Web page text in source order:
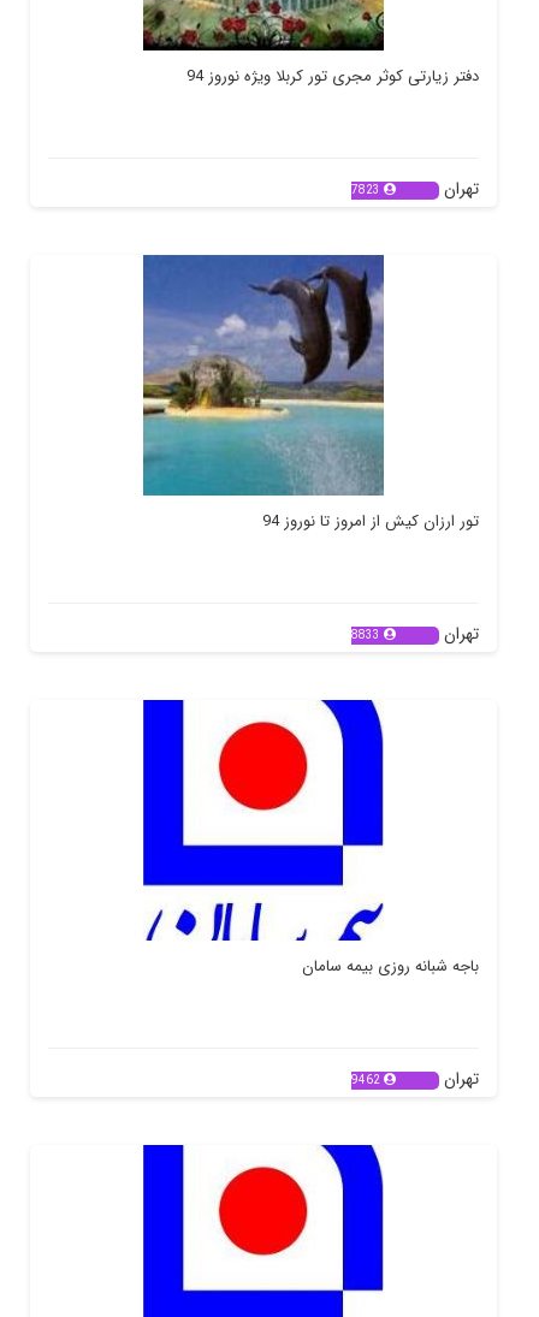
دفتر زیارتی کوثر مجری تور کربلا ویژه نوروز 94
تهران 7823
تور ارزان کیش از امروز تا نوروز 94
تهران 8833
باجه شبانه روزی بیمه سامان
تهران 9462